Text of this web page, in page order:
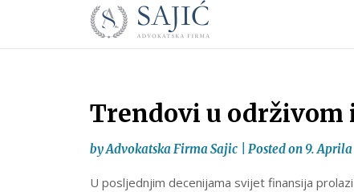
content
Advokatska
Sajić
|
Banja
Luka
Trendovi u
byAdvokatska Firma Sajic Posted on 9.
U posljednjim decenijama svijet finansija